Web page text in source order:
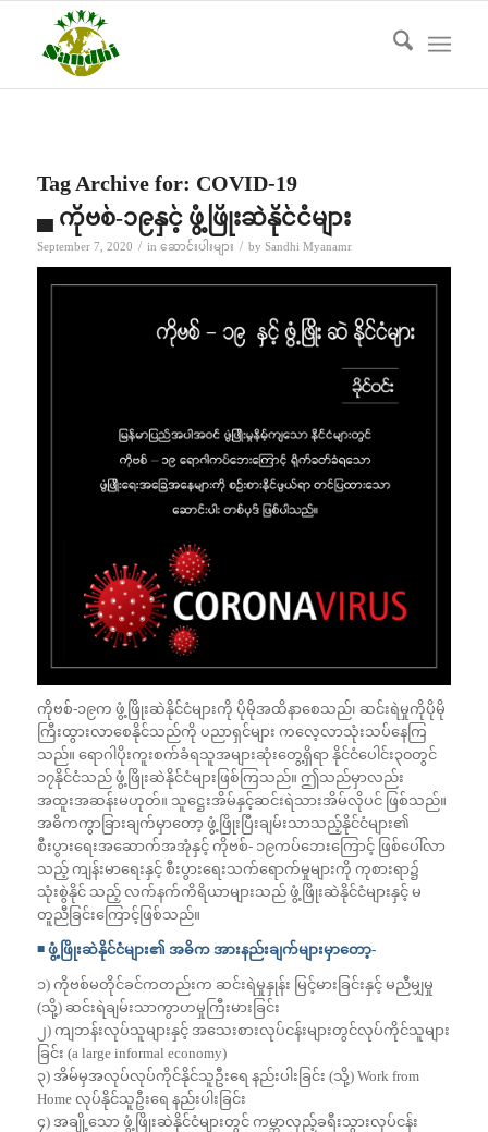
Tag Archive for: COVID-19
▄ ကိုဗစ်-၁၉နှင့် ဖွံ့ဖြိုးဆဲနိုင်ငံများ
September 7, 2020 / in ဆောင်းပါးများ / by Sandhi Myanamr
ကိုဗစ်-၁၉က ဖွံ့ဖြိုးဆဲနိုင်ငံများကို ပိုမိုအထိနာစေသည်၊ ဆင်းရဲမှုကိုပိုမို
ကြီးထွားလာစေနိုင်သည်ကို ပညာရှင်များ ကလေ့လာသုံးသပ်နေကြ
သည်။ ရောဂါပိုးကူးစက်ခံရသူအများဆုံးတွေ့ရှိရာ နိုင်ငံပေါင်း၃၀တွင်
၁၇နိုင်ငံသည် ဖွံ့ဖြိုးဆဲနိုင်ငံများဖြစ်ကြသည်။ ဤသည်မှာလည်း
အထူးအဆန်းမဟုတ်။ သူဋ္ဌေးအိမ်နှင့်ဆင်းရဲသားအိမ်လိုပင် ဖြစ်သည်။
အဓိကကွာခြားချက်မှာတော့ ဖွံ့ဖြိုးပြီးချမ်းသာသည့်နိုင်ငံများ၏
စီးပွားရေးအဆောက်အအုံနှင့် ကိုဗစ်- ၁၉ကပ်ဘေးကြောင့် ဖြစ်ပေါ်လာ
သည့် ကျန်းမာရေးနှင့် စီးပွားရေးသက်ရောက်မှုများကို ကုစားရာ၌
သုံးစွဲနိုင် သည့် လက်နက်ကိရိယာများသည် ဖွံ့ဖြိုးဆဲနိုင်ငံများနှင့် မ
တူညီခြင်းကြောင့်ဖြစ်သည်။
◾️ ဖွံ့ဖြိုးဆဲနိုင်ငံများ၏ အဓိက အားနည်းချက်များမှာတော့-
၁) ကိုဗစ်မတိုင်ခင်ကတည်းက ဆင်းရဲမှုနှုန်း မြင့်မားခြင်းနှင့် မညီမျှမှု
(သို့) ဆင်းရဲချမ်းသာကွာဟမှုကြီးမားခြင်း
၂) ကျဘန်းလုပ်သူများနှင့် အသေးစားလုပ်ငန်းများတွင်လုပ်ကိုင်သူများ
ခြင်း (a large informal economy)
၃) အိမ်မှအလုပ်လုပ်ကိုင်နိုင်သူဦးရေ နည်းပါးခြင်း (သို့) Work from
Home လုပ်နိုင်သူဦးရေ နည်းပါးခြင်း
၄) အချို့သော ဖွံ့ဖြိုးဆဲနိုင်ငံများတွင် ကမ္ဘာလှည့်ခရီးသွားလုပ်ငန်း